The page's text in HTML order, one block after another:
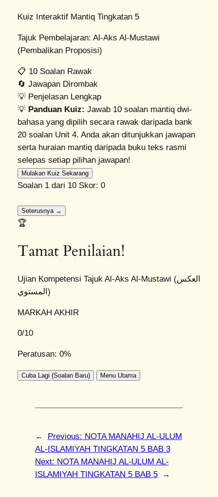
Kuiz Interaktif Mantiq Tingkatan 5
Tajuk Pembelajaran: Al-Aks Al-Mustawi
(Pembalikan Proposisi)
📋 10 Soalan Rawak
🔄 Jawapan Dirombak
💡 Penjelasan Lengkap
💡 Panduan Kuiz: Jawab 10 soalan mantiq dwi-
bahasa yang dipilih secara rawak daripada bank
20 soalan Unit 4. Anda akan ditunjukkan jawapan
serta huraian mantiq daripada buku teks rasmi
selepas setiap pilihan jawapan!
Mulakan Kuiz Sekarang
Soalan 1dari 10 Skor: 0
Seterusnya →
🏆
Tamat Penilaian!
Ujian Kompetensi Tajuk Al-Aks Al-Mustawi (العكس
المستوي)
MARKAH AKHIR
0/10
Peratusan: 0%
Cuba Lagi (Soalan Baru) Menu Utama
← Previous: NOTA MANAHIJ AL-ULUM
AL-ISLAMIYAH TINGKATAN 5 BAB 3
Next: NOTA MANAHIJ AL-ULUM AL-
ISLAMIYAH TINGKATAN 5 BAB 5
→